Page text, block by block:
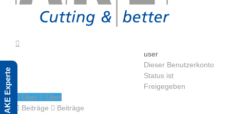
user
Dieser Benutzerkonto
Status ist
Freigegeben
Über
Über
Beiträge
Beiträge
AKE Experte